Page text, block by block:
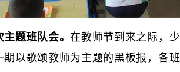
主题班队会。在教师节到来之际，少
期以歌颂教师为主题的黑板报，各班